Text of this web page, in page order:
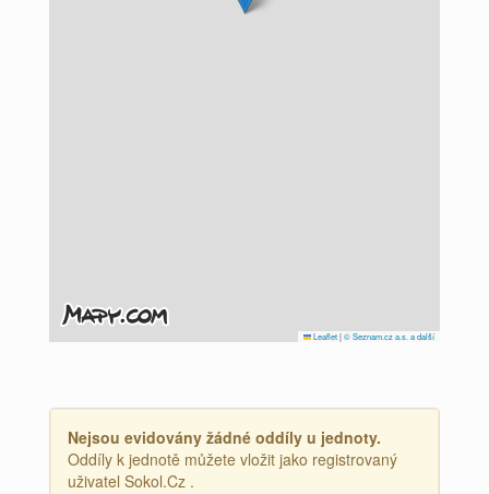
Leaflet|© Seznam.cz a.s. a další
Nejsou evidovány žádné oddíly u jednoty.
Oddíly k jednotě můžete vložit jako registrovaný
uživatel Sokol.Cz .